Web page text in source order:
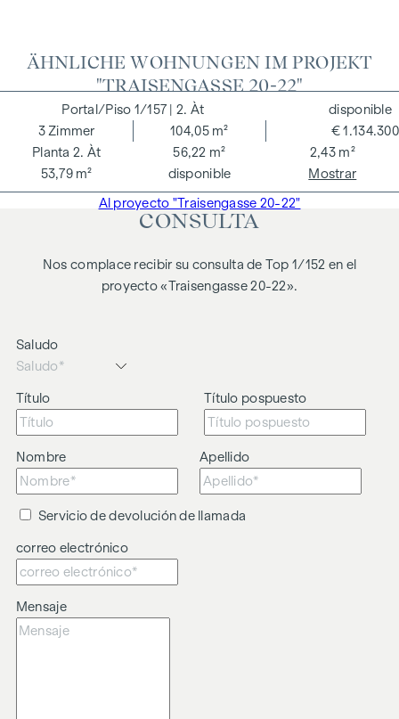
ÄHNLICHE WOHNUNGEN IM PROJEKT
"TRAISENGASSE 20-22"
1/157 | 2. Àt
2. Àt
3Zimmer
104,05 m²
56,22 m²
2,43 m²
53,79 m²
€ 1.134.300
disponible
disponible
Mostrar
Al proyecto "Traisengasse 20-22"
CONSULTA
Nos complace recibir su consulta de Top 1/152 en el
proyecto «Traisengasse 20-22».
Saludo
Título Título pospuesto
Nombre Apellido
Servicio de devolución de llamada
correo electrónico
Mensaje